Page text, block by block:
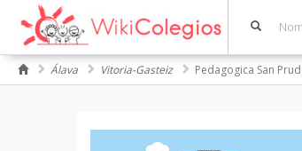
Álava Vitoria-Gasteiz Pedagogica San